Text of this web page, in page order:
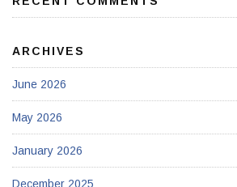
ARCHIVES
June 2026
May 2026
January 2026
December 2025